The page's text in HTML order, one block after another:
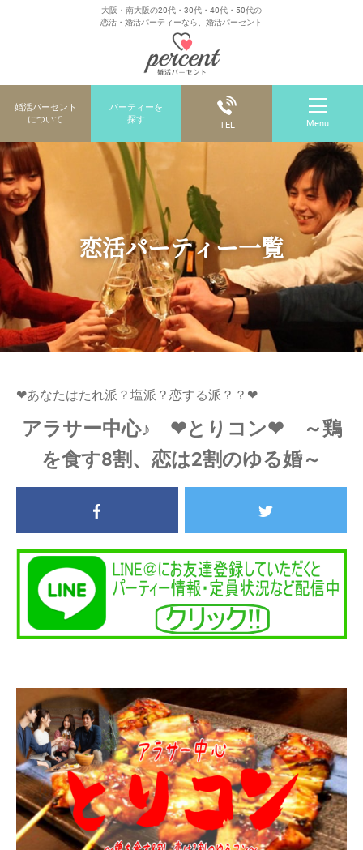
大阪・南大阪の20代・30代・40代・50代の
恋活・婚活パーティーなら、婚活パーセント
婚活パーセント
について
パーティーを
探す
TEL Menu
恋活パーティー一覧
❤あなたはたれ派？塩派？恋する派？？❤
アラサー中心♪ ❤とりコン❤ ～鶏
を食す8割、恋は2割のゆる婚～